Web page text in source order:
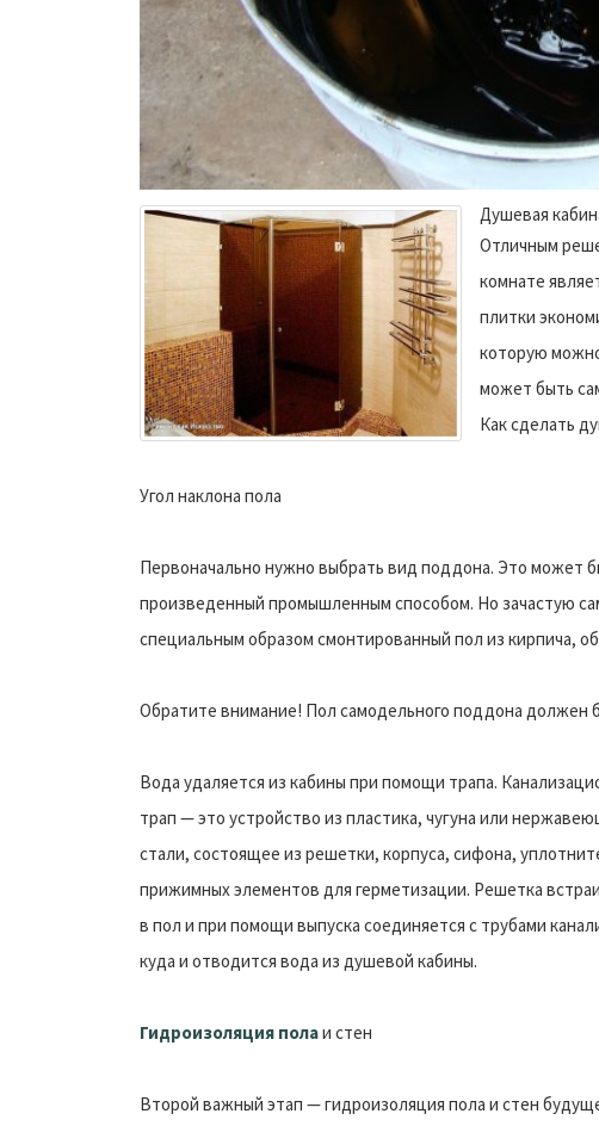
Душевая
Отличным
комнате
плитки
которую
может быть
Как сделать
Угол наклона пола
Первоначально нужно выбрать вид поддона. Это может
произведенный промышленным способом. Но зачастую
специальным образом смонтированный пол из кирпича,
Обратите внимание! Пол самодельного поддона должен
Вода удаляется из кабины при помощи трапа.
трап — это устройство из пластика, чугуна или
стали, состоящее из решетки, корпуса, сифона,
прижимных элементов для герметизации. Решетка
в пол и при помощи выпуска соединяется с трубами
куда и отводится вода из душевой кабины.
Гидроизоляция полаи стен
Второй важный этап — гидроизоляция пола и стен